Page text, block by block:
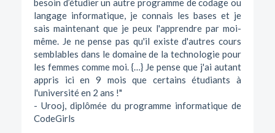
besoin d’étudier un autre programme de codage ou
langage informatique, je connais les bases et je
sais maintenant que je peux l'apprendre par moi-
même. Je ne pense pas qu'il existe d'autres cours
semblables dans le domaine de la technologie pour
les femmes comme moi. {…} Je pense que j'ai autant
appris ici en 9 mois que certains étudiants à
l'université en 2 ans !"
- Urooj, diplômée du programme informatique de
CodeGirls